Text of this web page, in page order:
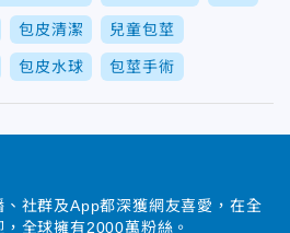
包皮清潔 兒童包莖
包皮水球 包莖手術
社群及App都深獲網友喜愛，在全
全球擁有2000萬粉絲。